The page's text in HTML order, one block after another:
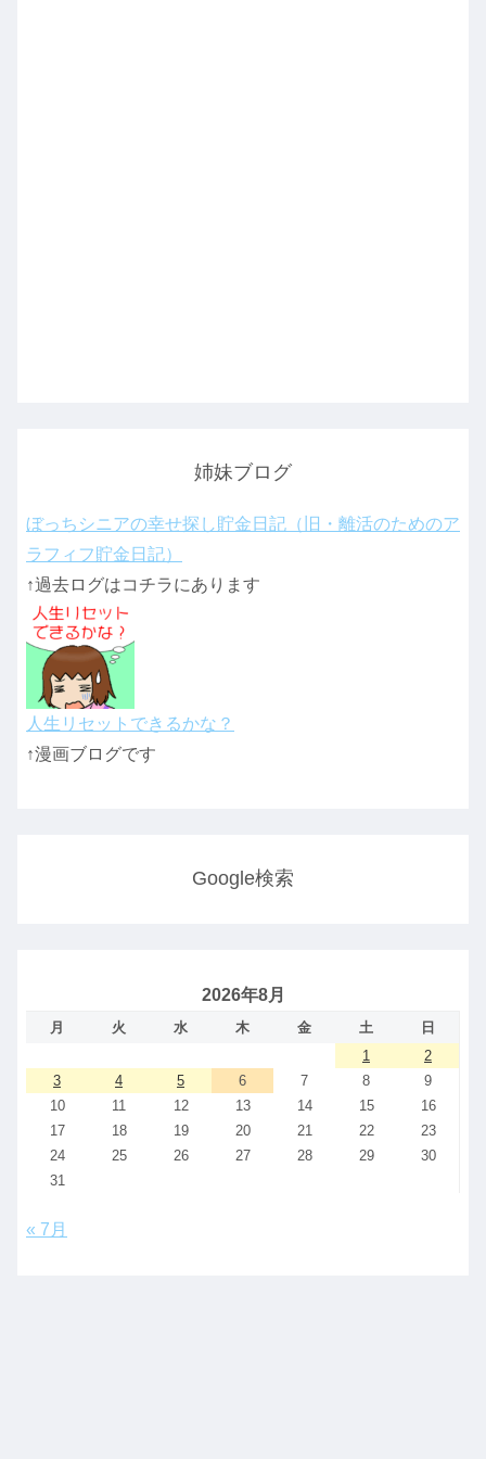
姉妹ブログ
ぼっちシニアの幸せ探し貯金日記（旧・離活のためのア
ラフィフ貯金日記）
↑過去ログはコチラにあります
人生リセットできるかな？
↑漫画ブログです
Google検索
2026年8月
月 火 水 木 金 土
日
1
2
3
4 5 6 7 8
9
10
11 12 13 14 15
16
17
18 19 20 21 22
23
24
25 26 27 28 29
30
31
« 7月